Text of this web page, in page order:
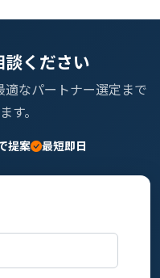
ください
なパートナー選定まで
す。
提案 最短即日